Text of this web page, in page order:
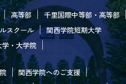
高等部
千里国際中等部・高等部
スクール
関西学院短期大学
学・大学院
関西学院へのご支援